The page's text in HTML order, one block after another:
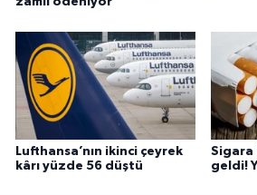
Lufthansa’nın ikinci çeyrek
kârı yüzde 56 düştü
Sigara
geldi!